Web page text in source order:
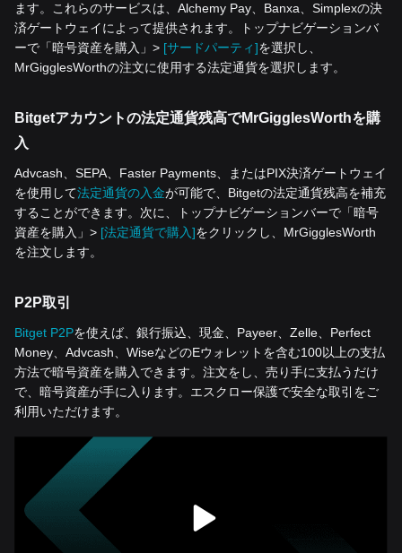
ます。これらのサービスは、Alchemy Pay、Banxa、Simplexの決
済ゲートウェイによって提供されます。トップナビゲーションバ
ーで「暗号資産を‌購入」> [サードパーティ]を選択し、
MrGigglesWorthの注文に使用する法定通貨を選択します。
Bitgetアカウントの法定通貨残高でMrGigglesWorthを購
入
Advcash、SEPA、Faster Payments、またはPIX決済ゲートウェイ
を使用して法定通貨の入金が可能で、Bitgetの法定通貨残高を補充
することができます。次に、トップナビゲーションバーで「暗号
資産を‌購入」> [法定通貨で購入]をクリックし、MrGigglesWorth
を注文します。
P2P取引
Bitget P2Pを使えば、銀行振込、現金、Payeer、Zelle、Perfect
Money、Advcash、WiseなどのEウォレットを含む100以上の支払
方法で暗号資産を購入できます。注文をし、売り手に支払うだけ
で、暗号資産が手に入ります。エスクロー保護で安全な取引をご
利用いただけます。